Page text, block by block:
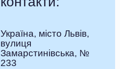
Україна, місто Львів,
вулиця
Замарстинівська, №
233